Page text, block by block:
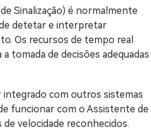
Sinalização) é normalmente
detetar e interpretar
Os recursos de tempo real
tomada de decisões adequadas
integrado com outros sistemas
funcionar com o Assistente de
velocidade reconhecidos.